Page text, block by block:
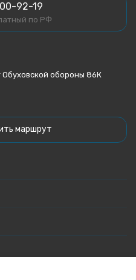
92-19
по РФ
Обуховской обороны 86К
маршрут